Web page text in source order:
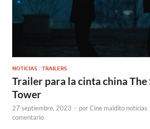
NOTICIAS / TRAILERS
Trailer para la cinta china The
Tower
27 septiembre, 2023 - porCine maldito noticias
comentario